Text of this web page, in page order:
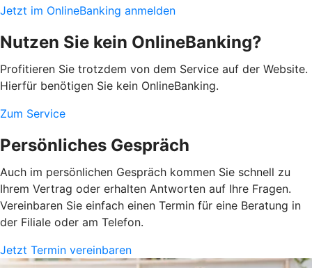
Jetzt im OnlineBanking anmelden
Nutzen Sie kein OnlineBanking?
Profitieren Sie trotzdem von dem Service auf der Website.
Hierfür benötigen Sie kein OnlineBanking.
Zum Service
Persönliches Gespräch
Auch im persönlichen Gespräch kommen Sie schnell zu
Ihrem Vertrag oder erhalten Antworten auf Ihre Fragen.
Vereinbaren Sie einfach einen Termin für eine Beratung in
der Filiale oder am Telefon.
Jetzt Termin vereinbaren